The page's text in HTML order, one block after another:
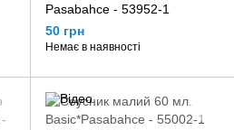
Pasabahce - 53952-1
50 грн
Немає в наявності